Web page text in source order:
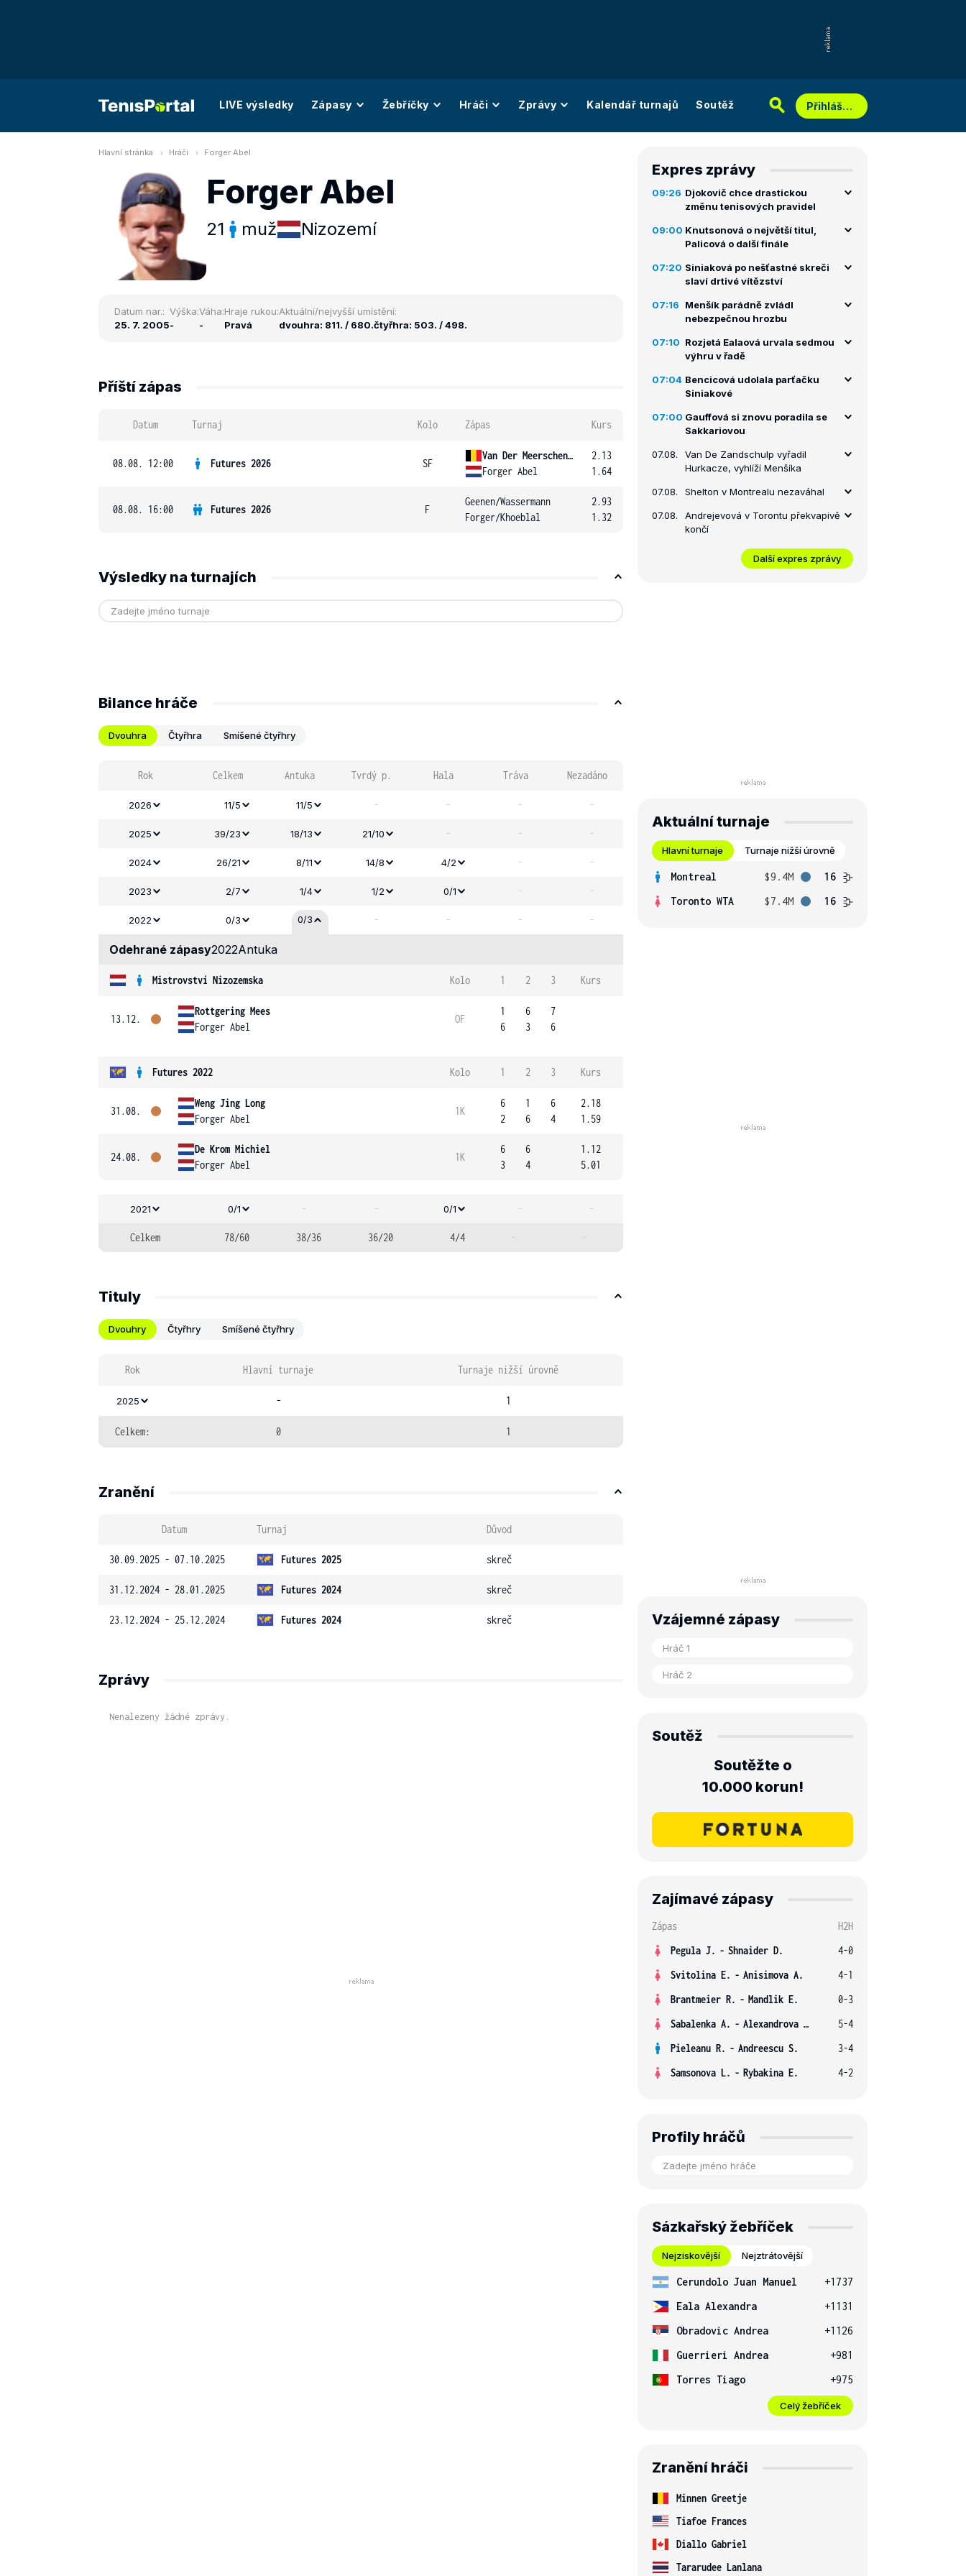
LIVE výsledky Zápasy Žebříčky Hráči Zprávy Kalendář turnajů Soutěž Přihlášení
Hlavní stránka Hráči Forger Abel
Forger Abel
21 muž Nizozemí
Datum nar.:
25. 7. 2005
Výška:
-
Váha:
-
Hraje rukou:
Pravá
Aktuální/nejvyšší umístění:
dvouhra: 811. / 680.čtyřhra: 503. / 498.
Příští zápas
Datum Turnaj Kolo Zápas Kurs
08.08. 12:00 Futures 2026 SF
Van Der Meerschen Martin
Forger Abel
2.13
1.64
08.08. 16:00 Futures 2026 F
Geenen/Wassermann
Forger/Khoeblal
2.93
1.32
Výsledky na turnajích
Bilance hráče
Dvouhra Čtyřhra Smíšené čtyřhry
Rok Celkem Antuka Tvrdý p. Hala Tráva Nezadáno
2026 11/5 11/5 - - - -
2025 39/23 18/13 21/10 - - -
2024 26/21 8/11 14/8 4/2 - -
2023 2/7 1/4 1/2 0/1 - -
2022 0/3 0/3 - - - -
Odehrané zápasy2022Antuka
Mistrovství Nizozemska Kolo 1 2 3 Kurs
13.12.
Rottgering Mees
Forger Abel
OF
1
6
6
3
7
6
Futures 2022 Kolo 1 2 3 Kurs
31.08.
Weng Jing Long
Forger Abel
1K
6
2
1
6
6
4
2.18
1.59
24.08.
De Krom Michiel
Forger Abel
1K
6
3
6
4
1.12
5.01
2021 0/1 - - 0/1 - -
Celkem 78/60 38/36 36/20 4/4 - -
Tituly
Dvouhry Čtyřhry Smíšené čtyřhry
Rok Hlavní turnaje Turnaje nižší úrovně
2025 - 1
Celkem: 0 1
Zranění
Datum Turnaj Důvod
30.09.2025 - 07.10.2025 Futures 2025 skreč
31.12.2024 - 28.01.2025 Futures 2024 skreč
23.12.2024 - 25.12.2024 Futures 2024 skreč
Zprávy
Nenalezeny žádné zprávy.
Expres zprávy
09:26 Djokovič chce drastickou
změnu tenisových pravidel
09:00 Knutsonová o největší titul,
Palicová o další finále
07:20 Siniaková po nešťastné skreči
slaví drtivé vítězství
07:16
Menšík parádně zvládl
nebezpečnou hrozbu
07:10 Rozjetá Ealaová urvala sedmou
výhru v řadě
07:04 Bencicová udolala parťačku
Siniakové
07:00 Gauffová si znovu poradila se
Sakkariovou
07.08.
Van De Zandschulp vyřadil
Hurkacze, vyhlíží Menšíka
07.08. Shelton v Montrealu nezaváhal
07.08.
Andrejevová v Torontu překvapivě
končí
Další expres zprávy
Aktuální turnaje
Hlavní turnaje Turnaje nižší úrovně
Montreal $9.4M
16
Toronto WTA
$7.4M 16
Vzájemné zápasy
Soutěž
Soutěžte o
10.000 korun!
Zajímavé zápasy
Zápas
H2H
Pegula J. - Shnaider D.
4-0
Svitolina E. - Anisimova A.
4-1
Brantmeier R. - Mandlik E.
0-3
Sabalenka A. - Alexandrova E.
5-4
Pieleanu R. - Andreescu S.
3-4
Samsonova L. - Rybakina E. 4-2
Profily hráčů
Sázkařský žebříček
Nejziskovější Nejztrátovější
Cerundolo Juan Manuel
+1737
Eala Alexandra
+1131
Obradovic Andrea
+1126
Guerrieri Andrea
+981
Torres Tiago
+975
Celý žebříček
Zranění hráči
Minnen Greetje
Tiafoe Frances
Diallo Gabriel
Tararudee Lanlana